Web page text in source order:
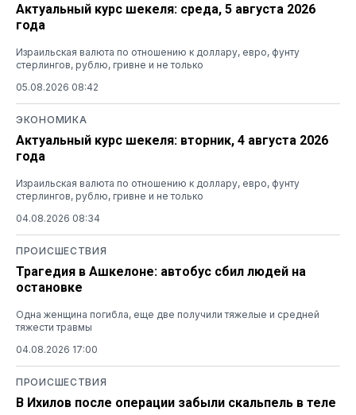
Актуальный курс шекеля: среда, 5 августа 2026
года
Израильская валюта по отношению к доллару, евро, фунту
стерлингов, рублю, гривне и не только
05.08.2026 08:42
ЭКОНОМИКА
Актуальный курс шекеля: вторник, 4 августа 2026
года
Израильская валюта по отношению к доллару, евро, фунту
стерлингов, рублю, гривне и не только
04.08.2026 08:34
ПРОИСШЕСТВИЯ
Трагедия в Ашкелоне: автобус сбил людей на
остановке
Одна женщина погибла, еще две получили тяжелые и средней
тяжести травмы
04.08.2026 17:00
ПРОИСШЕСТВИЯ
В Ихилов после операции забыли скальпель в теле